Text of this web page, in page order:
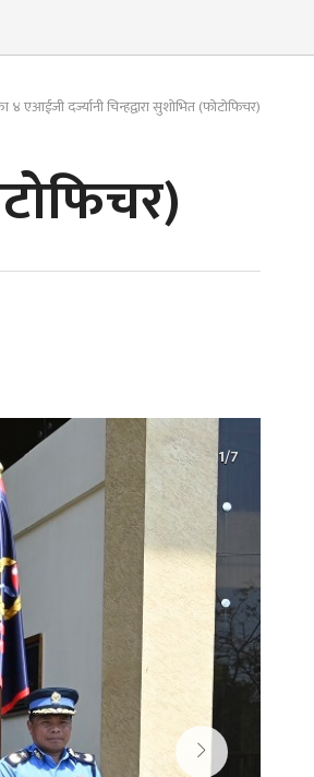
४ एआईजी दर्ज्यानी चिन्हद्वारा सुशोभित (फोटोफिचर)
1/7